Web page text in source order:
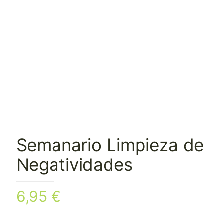
Semanario Limpieza de
Negatividades
6,95 €